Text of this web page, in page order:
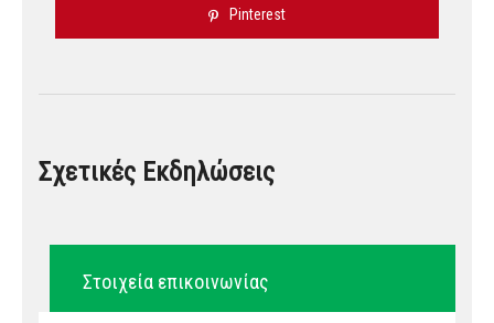
Pinterest
Σχετικές Εκδηλώσεις
Στοιχεία επικοινωνίας